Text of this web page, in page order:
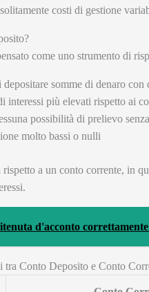
costi di gestione
come uno strumento di
depositare somme di denaro
interessi più elevati rispetto ai
possibilità di prelievo
molto bassi o nulli
a un conto corrente, in
d'acconto
Conto Deposito e Conto